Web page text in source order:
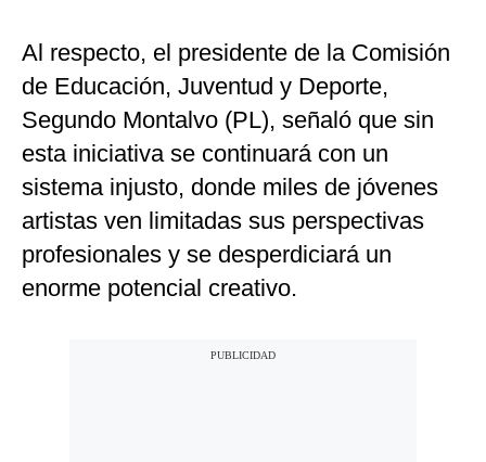
Al respecto, el presidente de la Comisión
de Educación, Juventud y Deporte,
Segundo Montalvo (PL), señaló que sin
esta iniciativa se continuará con un
sistema injusto, donde miles de jóvenes
artistas ven limitadas sus perspectivas
profesionales y se desperdiciará un
enorme potencial creativo.